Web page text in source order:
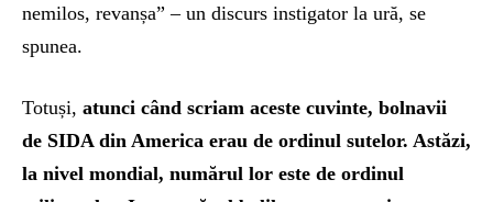
nemilos, revanșa” – un discurs instigator la ură, se
spunea.
Totuși, atunci când scriam aceste cuvinte, bolnavii
de SIDA din America erau de ordinul sutelor. Astăzi,
la nivel mondial, numărul lor este de ordinul